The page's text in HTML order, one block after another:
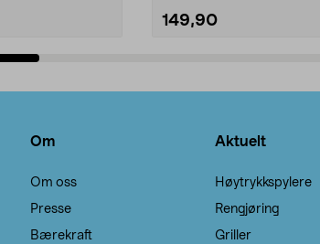
149,90
Om
Om oss
Presse
Bærekraft
Aktuelt
Høytrykkspylere
Rengjøring
Griller